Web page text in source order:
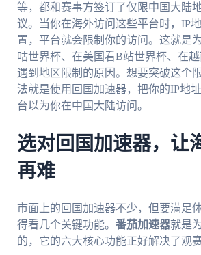
等，都和赛事方签订了仅限中国大陆
议。当你在海外访问这些平台时，IP
置，平台就会限制你的访问。这就是
咕世界杯、在美国看B站世界杯、在
遇到地区限制的原因。想要突破这个
法就是使用回国加速器，把你的IP地
台以为你在中国大陆访问。
选对回国加速器，让
再难
市面上的回国加速器不少，但要满足
得看几个关键功能。 番茄加速器就是
的，它的六大核心功能正好解决了观